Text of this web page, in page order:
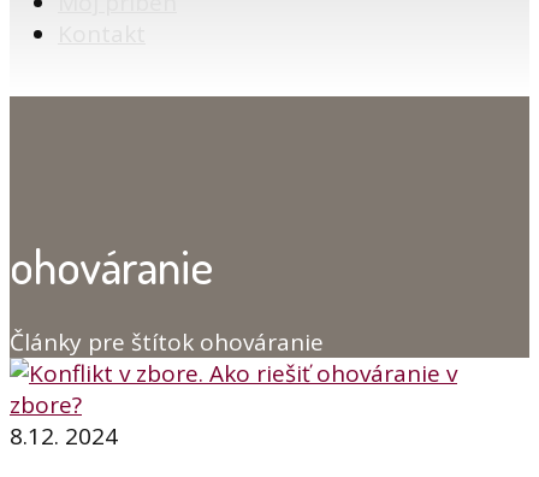
ohováranie
Články pre štítok ohováranie
8.12. 2024